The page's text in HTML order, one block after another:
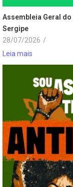
Assembleia Geral
Sergipe
28/07/2026 /
Leia mais